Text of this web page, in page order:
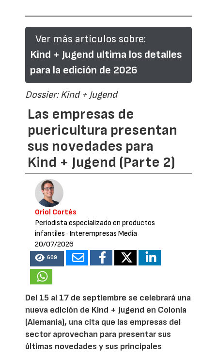
Ver más artículos sobre:
Kind + Jugend ultima los detalles
para la edición de 2026
Dossier: Kind + Jugend
Las empresas de
puericultura presentan
sus novedades para
Kind + Jugend (Parte 2)
Oriol Cortés
Periodista especializado en productos
infantiles · Interempresas Media
20/07/2026
609
Del 15 al 17 de septiembre se celebrará una
nueva edición de Kind + Jugend en Colonia
(Alemania), una cita que las empresas del
sector aprovechan para presentar sus
últimas novedades y sus principales